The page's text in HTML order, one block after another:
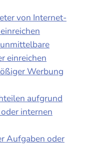
von Internet-
einreichen
Werbung
aufgrund
internen
Aufgaben oder